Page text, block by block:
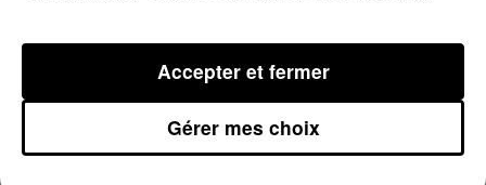
28/11/2023
Gérer mes choix
Accepter et fermer